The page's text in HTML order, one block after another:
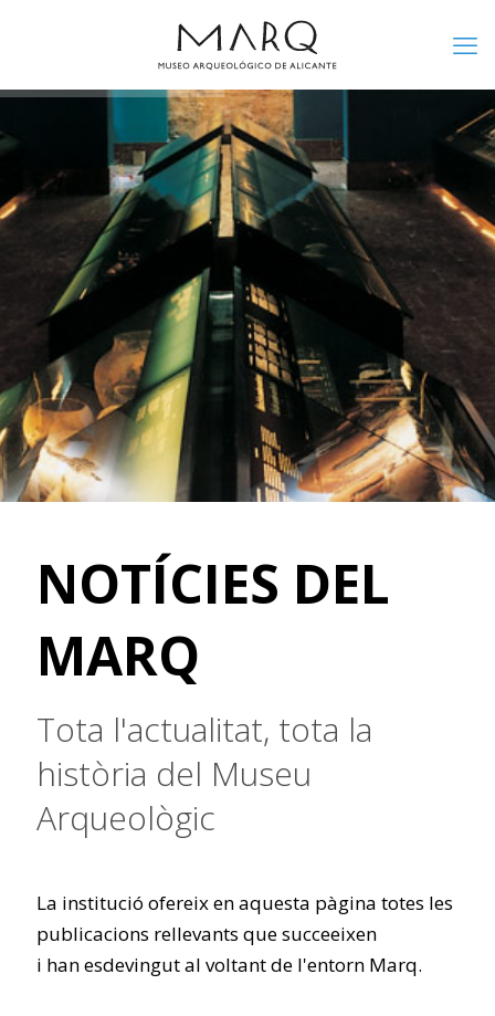
NOTÍCIES DEL
MARQ
Tota l'actualitat, tota la
història del Museu
Arqueològic
La institució ofereix en aquesta pàgina totes les
publicacions rellevants que succeeixen
i han esdevingut al voltant de l'entorn Marq.